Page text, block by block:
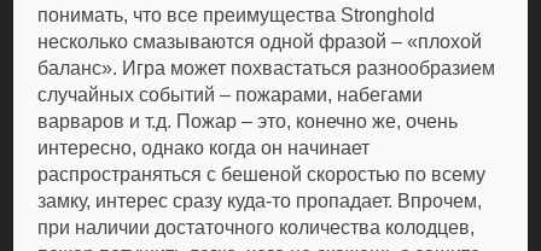
понимать, что все преимущества Stronghold
несколько смазываются одной фразой – «плохой
баланс». Игра может похвастаться разнообразием
случайных событий – пожарами, набегами
варваров и т.д. Пожар – это, конечно же, очень
интересно, однако когда он начинает
распространяться с бешеной скоростью по всему
замку, интерес сразу куда-то пропадает. Впрочем,
при наличии достаточного количества колодцев,